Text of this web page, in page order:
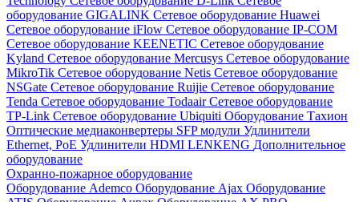
оборудование GIGALINK Сетевое оборудование Huawei
Сетевое оборудование iFlow Сетевое оборудование IP-COM
Сетевое оборудование KEENETIC Сетевое оборудование
Kyland Сетевое оборудование Mercusys Сетевое оборудование
MikroTik Сетевое оборудование Netis Сетевое оборудование
NSGate Сетевое оборудование Ruijie Сетевое оборудование
Tenda Сетевое оборудование TodaairСетевое оборудование
TP-Link Сетевое оборудование Ubiquiti Оборудование Тахион
Оптические медиаконвертеры SFP модули Удлинители
Ethernet, PoE Удлинители HDMI LENKENG Дополнительное
оборудование
Охранно-пожарное оборудование
Оборудование Ademco Оборудование Ajax Оборудование